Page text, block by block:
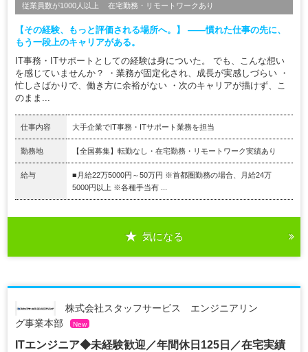
従業員数が1000人以上
在宅勤務・リモートワークあり
【その経験、もっと評価される場所へ。】 ――慣れた仕事の先に、
もう一段上のキャリアがある。
IT事務・ITサポートとしての経験は身についた。 でも、こんな想い
を感じていませんか？ ・業務が固定化され、成長が実感しづらい ・
忙しさばかりで、働き方に余裕がない ・次のキャリアが描けず、こ
のまま...
仕事内容 大手企業でIT事務・ITサポート業務を担当
勤務地 【全国募集】転勤なし・在宅勤務・リモートワーク実績あり
給与
■月給22万5000円～50万円 ※首都圏勤務の場合、月給24万
5000円以上 ※各種手当有 ...
気になる
株式会社スタッフサービス エンジニアリン
グ事業本部
New
ITエンジニア◆未経験歓迎／年間休日125日／在宅実績